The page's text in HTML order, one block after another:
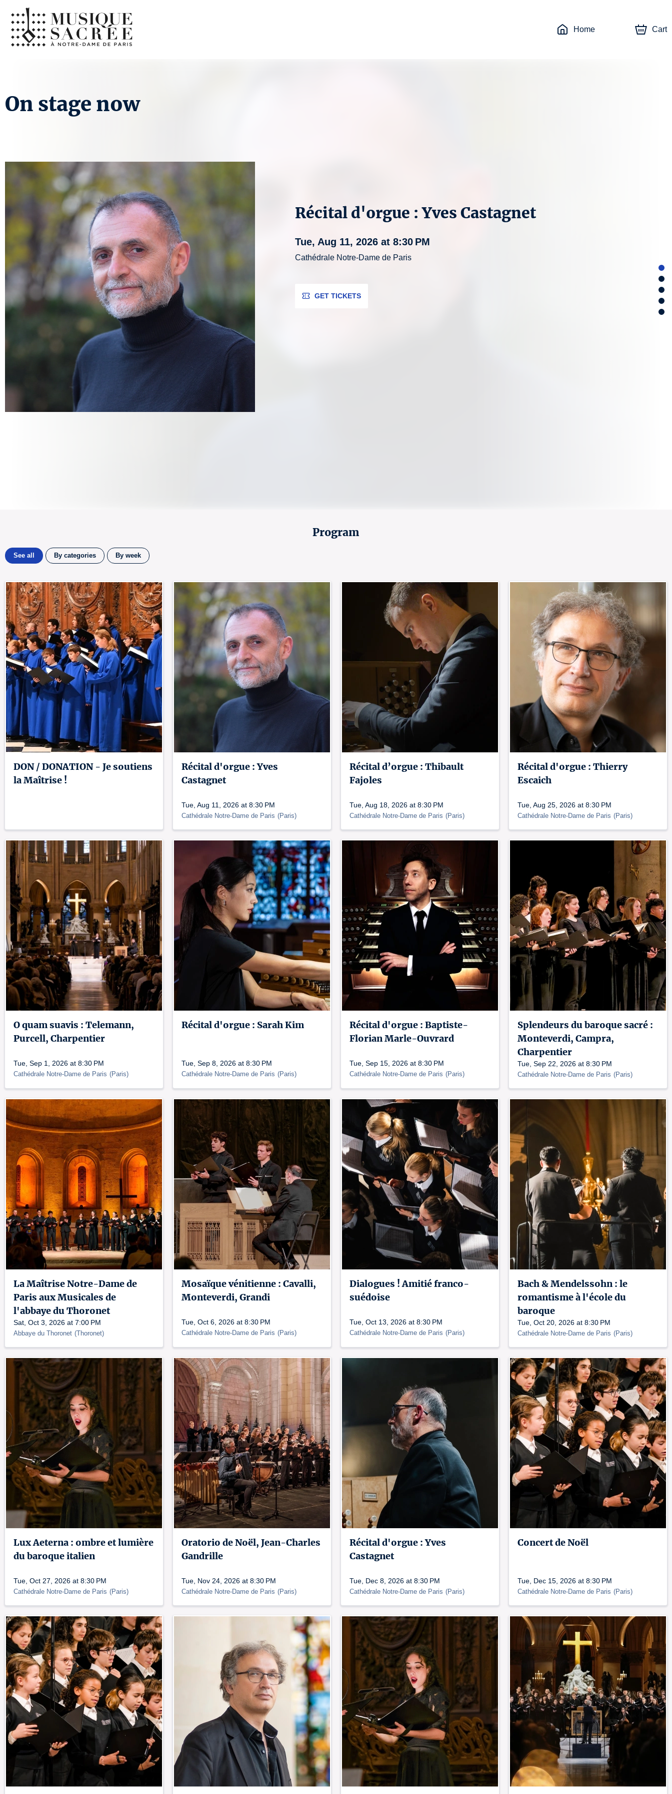
Home Cart
Program
See all By categories By week
DON / DONATION - Je soutiens
la Maîtrise !
Récital d'orgue : Yves
Castagnet
Tue, Aug 11, 2026 at 8:30 PM
Cathédrale Notre-Dame de Paris (Paris)
Récital d’orgue : Thibault
Fajoles
Tue, Aug 18, 2026 at 8:30 PM
Cathédrale Notre-Dame de Paris (Paris)
Récital d'orgue : Thierry
Escaich
Tue, Aug 25, 2026 at 8:30 PM
Cathédrale Notre-Dame de Paris (Paris)
O quam suavis : Telemann,
Purcell, Charpentier
Tue, Sep 1, 2026 at 8:30 PM
Cathédrale Notre-Dame de Paris (Paris)
Récital d'orgue : Sarah Kim
Tue, Sep 8, 2026 at 8:30 PM
Cathédrale Notre-Dame de Paris (Paris)
Récital d'orgue : Baptiste-
Florian Marle-Ouvrard
Tue, Sep 15, 2026 at 8:30 PM
Cathédrale Notre-Dame de Paris (Paris)
Splendeurs du baroque sacré :
Monteverdi, Campra,
Charpentier
Tue, Sep 22, 2026 at 8:30 PM
Cathédrale Notre-Dame de Paris (Paris)
La Maîtrise Notre-Dame de
Paris aux Musicales de
l'abbaye du Thoronet
Sat, Oct 3, 2026 at 7:00 PM
Abbaye du Thoronet (Thoronet)
Mosaïque vénitienne : Cavalli,
Monteverdi, Grandi
Tue, Oct 6, 2026 at 8:30 PM
Cathédrale Notre-Dame de Paris (Paris)
Dialogues ! Amitié franco-
suédoise
Tue, Oct 13, 2026 at 8:30 PM
Cathédrale Notre-Dame de Paris (Paris)
Bach & Mendelssohn : le
romantisme à l'école du
baroque
Tue, Oct 20, 2026 at 8:30 PM
Cathédrale Notre-Dame de Paris (Paris)
Lux Aeterna : ombre et lumière
du baroque italien
Tue, Oct 27, 2026 at 8:30 PM
Cathédrale Notre-Dame de Paris (Paris)
Oratorio de Noël, Jean-Charles
Gandrille
Tue, Nov 24, 2026 at 8:30 PM
Cathédrale Notre-Dame de Paris (Paris)
Récital d'orgue : Yves
Castagnet
Tue, Dec 8, 2026 at 8:30 PM
Cathédrale Notre-Dame de Paris (Paris)
Concert de Noël
Tue, Dec 15, 2026 at 8:30 PM
Cathédrale Notre-Dame de Paris (Paris)
On stage now
Récital d'orgue : Yves Castagnet
Tue, Aug 11, 2026 at 8:30 PM
Cathédrale Notre-Dame de Paris
GET TICKETS